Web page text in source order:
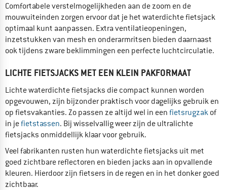
Comfortabele verstelmogelijkheden aan de zoom en de
mouwuiteinden zorgen ervoor dat je het waterdichte fietsjack
optimaal kunt aanpassen. Extra ventilatieopeningen,
inzetstukken van mesh en onderarmritsen bieden daarnaast
ook tijdens zware beklimmingen een perfecte luchtcirculatie.
LICHTE FIETSJACKS MET EEN KLEIN PAKFORMAAT
Lichte waterdichte fietsjacks die compact kunnen worden
opgevouwen, zijn bijzonder praktisch voor dagelijks gebruik en
op fietsvakanties. Zo passen ze altijd wel in een fietsrugzak of
in jefietstassen. Bij wisselvallig weer zijn de ultralichte
fietsjacks onmiddellijk klaar voor gebruik.
Veel fabrikanten rusten hun waterdichte fietsjacks uit met
goed zichtbare reflectoren en bieden jacks aan in opvallende
kleuren. Hierdoor zijn fietsers in de regen en in het donker goed
zichtbaar.